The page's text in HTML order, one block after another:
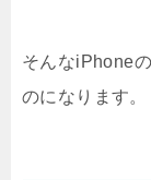
そんなiPhone
のになります。